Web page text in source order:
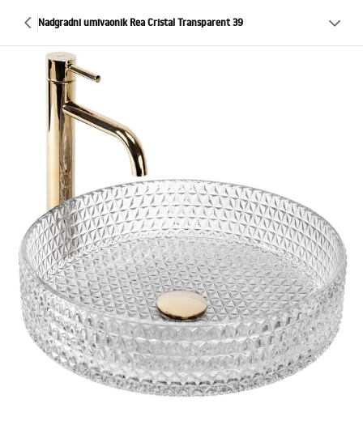
Nadgradni umivaonik Rea Cristal Transparent 39